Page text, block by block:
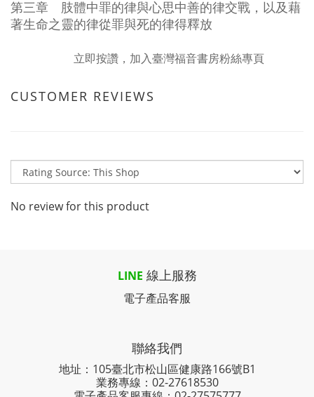
第三章 肢體中罪的律與心思中善的律交戰，以及藉
著生命之靈的律從罪與死的律得釋放
立即按讚，加入臺灣福音書房粉絲專頁
CUSTOMER REVIEWS
No review for this product
LINE 線上服務
電子產品客服
聯絡我們
地址：105臺北市松山區健康路166號B1
業務專線： 02-27618530